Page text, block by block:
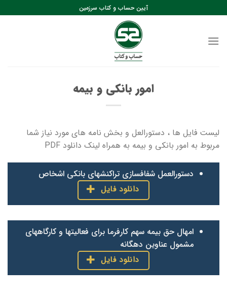
آیین حساب و کتاب سرزمین
امور بانکی و بیمه
لیست فایل ها ، دستورالعل و بخش نامه های مورد نیاز شما
مربوط به امور بانکی و بیمه به همراه لینک دانلود PDF
دستورالعمل شفافسازی تراکنشهای بانکی اشخاص
دانلود فایل
امهال حق بیمه سهم کارفرما برای فعالیتها و کارگاههای
مشمول عناوین دهگانه
دانلود فایل